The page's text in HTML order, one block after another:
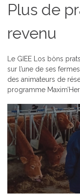
Plus de
revenu
Le GIEE Los bòns
sur l’une de ses
des animateurs de
programme